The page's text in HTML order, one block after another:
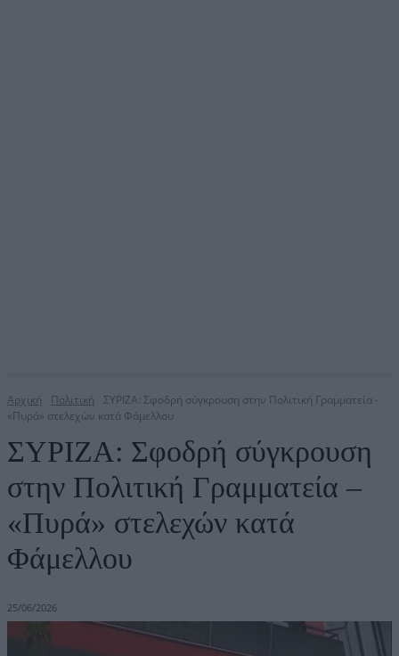
Αρχική Πολιτική
ΣΥΡΙΖΑ: Σφοδρή σύγκρουση στην Πολιτική Γραμματεία -
«Πυρά» στελεχών κατά Φάμελλου
ΣΥΡΙΖΑ: Σφοδρή σύγκρουση
στην Πολιτική Γραμματεία –
«Πυρά» στελεχών κατά
Φάμελλου
25/06/2026